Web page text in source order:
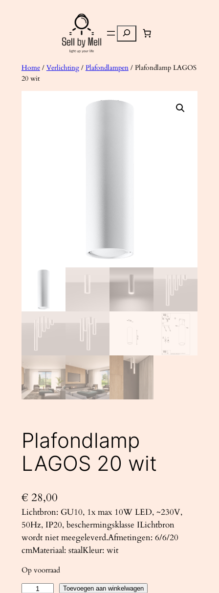
Zoeken
Home/ Verlichting/ Plafondlampen/ Plafondlamp LAGOS
20 wit
Plafondlamp
LAGOS 20 wit
€ 28,00
Lichtbron: GU10, 1x max 10W LED, ~230V,
50Hz, IP20, beschermingsklasse ILichtbron
wordt niet meegeleverd.Afmetingen: 6/6/20
cmMateriaal: staalKleur: wit
Op voorraad
Toevoegen aan winkelwagen